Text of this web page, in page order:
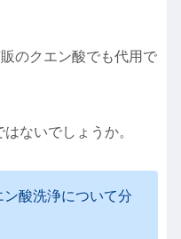
のクエン酸でも代用で
ないでしょうか。
酸洗浄について分